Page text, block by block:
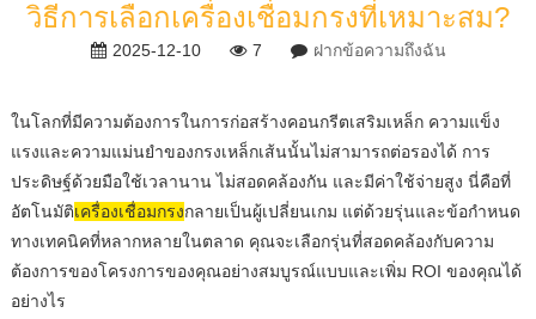
วิธีการเลือกเครื่องเชื่อมกรงที่เหมาะสม?
2025-12-10 7 ฝากข้อความถึงฉัน
ในโลกที่มีความต้องการในการก่อสร้างคอนกรีตเสริมเหล็ก ความแข็ง
แรงและความแม่นยำของกรงเหล็กเส้นนั้นไม่สามารถต่อรองได้ การ
ประดิษฐ์ด้วยมือใช้เวลานาน ไม่สอดคล้องกัน และมีค่าใช้จ่ายสูง นี่คือที่
อัตโนมัติเครื่องเชื่อมกรงกลายเป็นผู้เปลี่ยนเกม แต่ด้วยรุ่นและข้อกำหนด
ทางเทคนิคที่หลากหลายในตลาด คุณจะเลือกรุ่นที่สอดคล้องกับความ
ต้องการของโครงการของคุณอย่างสมบูรณ์แบบและเพิ่ม ROI ของคุณได้
อย่างไร